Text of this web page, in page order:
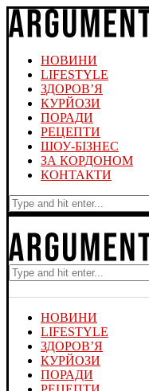
НОВИНИ
LIFESTYLE
ЗДОРОВ’Я
КУРЙОЗИ
ПОРАДИ
РЕЦЕПТИ
ШОУ-БІЗНЕС
ЗА КОРДОНОМ
КОНТАКТИ
НОВИНИ
LIFESTYLE
ЗДОРОВ’Я
КУРЙОЗИ
ПОРАДИ